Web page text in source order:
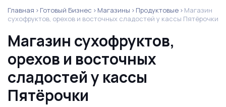
Главная Готовый Бизнес Магазины Продуктовые
Магазин
сухофруктов, орехов и восточных сладостей у кассы Пятёрочки
Магазин сухофруктов,
орехов и восточных
сладостей у кассы
Пятёрочки